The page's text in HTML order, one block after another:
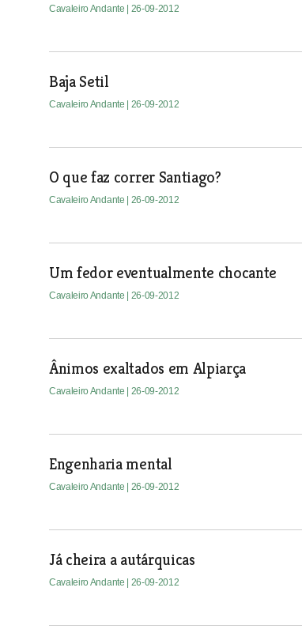
Cavaleiro Andante | 26-09-2012
Baja Setil
Cavaleiro Andante | 26-09-2012
O que faz correr Santiago?
Cavaleiro Andante | 26-09-2012
Um fedor eventualmente chocante
Cavaleiro Andante | 26-09-2012
Ânimos exaltados em Alpiarça
Cavaleiro Andante | 26-09-2012
Engenharia mental
Cavaleiro Andante | 26-09-2012
Já cheira a autárquicas
Cavaleiro Andante | 26-09-2012